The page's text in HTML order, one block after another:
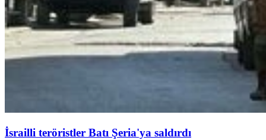
İsrailli teröristler Batı Şeria'ya saldırdı